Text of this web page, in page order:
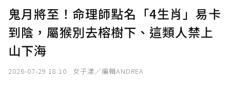
鬼月將至！命理師點名「4生肖」易卡
到陰，屬猴別去榕樹下、這類人禁上
山下海
2026-07-29 18:10 女子漾／編輯ANDREA